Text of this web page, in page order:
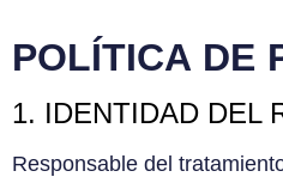
POLÍTICA DE
1. IDENTIDAD DEL
Responsable del